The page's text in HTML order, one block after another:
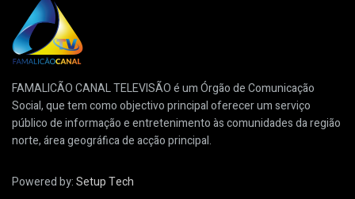
FAMALICÃO CANAL TELEVISÃO é um Órgão de Comunicação
Social, que tem como objectivo principal oferecer um serviço
público de informação e entretenimento às comunidades da região
norte, área geográfica de acção principal.
Powered by:Setup Tech